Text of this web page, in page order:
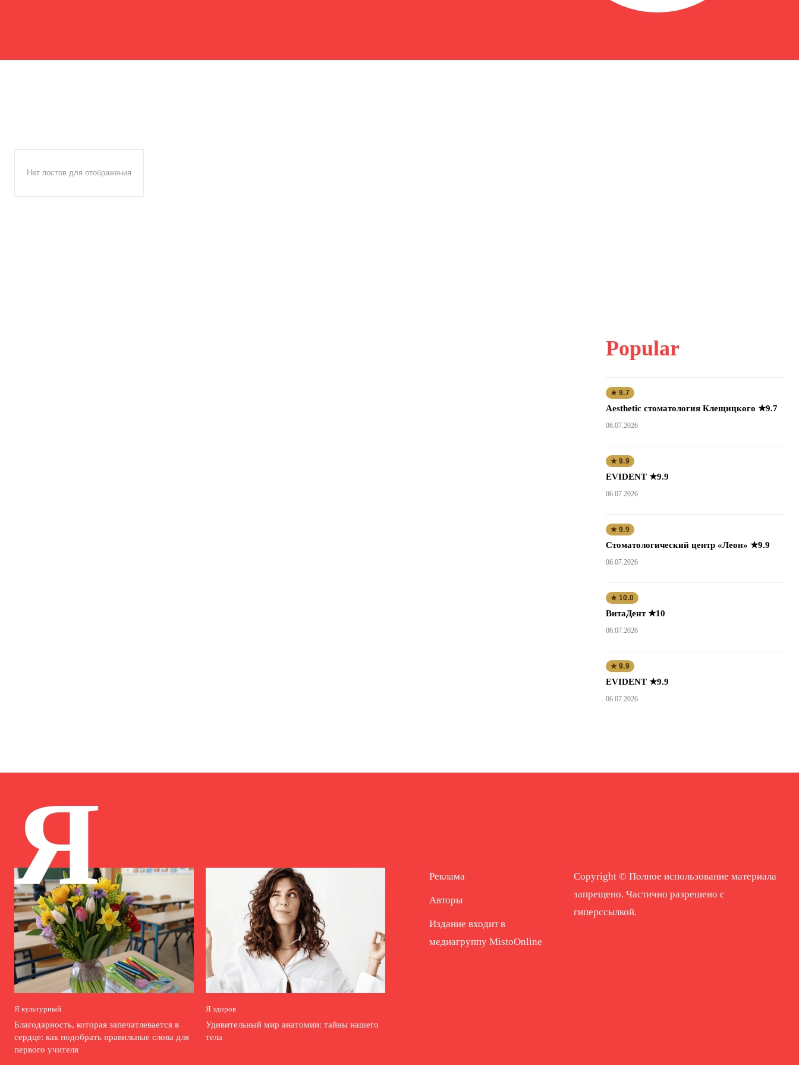
Нет постов для отображения
Popular
★ 9.7
Aesthetic стоматология Клещицкого ★9.7
06.07.2026
★ 9.9
EVIDENT ★9.9
06.07.2026
★ 9.9
Стоматологический центр «Леон» ★9.9
06.07.2026
★ 10.0
ВитаДент ★10
06.07.2026
★ 9.9
EVIDENT ★9.9
06.07.2026
Я
Я культурный
Благодарность, которая запечатлевается в
сердце: как подобрать правильные слова для
первого учителя
Я здоров
Удивительный мир анатомии: тайны нашего
тела
Реклама
Авторы
Издание входит в
медиагруппу MistoOnline
Copyright © Полное использование материала
запрещено. Частично разрешено с
гиперссылкой.